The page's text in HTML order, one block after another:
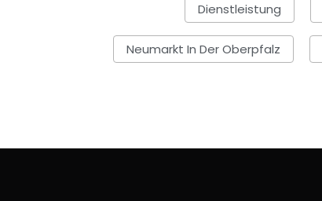
Dienstleistung
Neumarkt In Der Oberpfalz